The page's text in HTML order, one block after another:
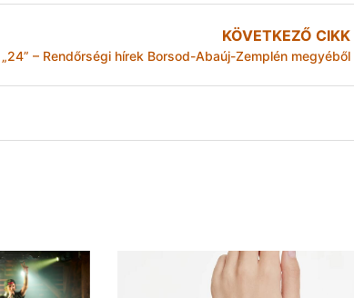
KÖVETKEZŐ CIKK
„24” – Rendőrségi hírek Borsod-Abaúj-Zemplén megyéből